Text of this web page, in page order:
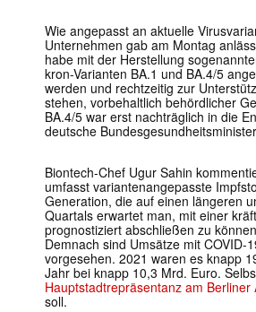
Wie angepasst an aktuelle
Unternehmen gab am Montag
habe mit der Herstellung
kron-Varianten BA.1 und BA.4/5
werden und rechtzeitig zur
stehen, vorbehaltlich behördlicher
BA.4/5 war erst nachträglich in die
deutsche
Biontech-Chef Ugur Sahin
umfasst variantenangepasste
Generation, die auf einen längeren
Quartals erwartet man, mit einer
prognostiziert abschließen zu
Demnach sind Umsätze mit
vorgesehen. 2021 waren es knapp
Jahr bei knapp 10,3 Mrd. Euro.
Hauptstadtrepräsentanz am Berliner
soll.